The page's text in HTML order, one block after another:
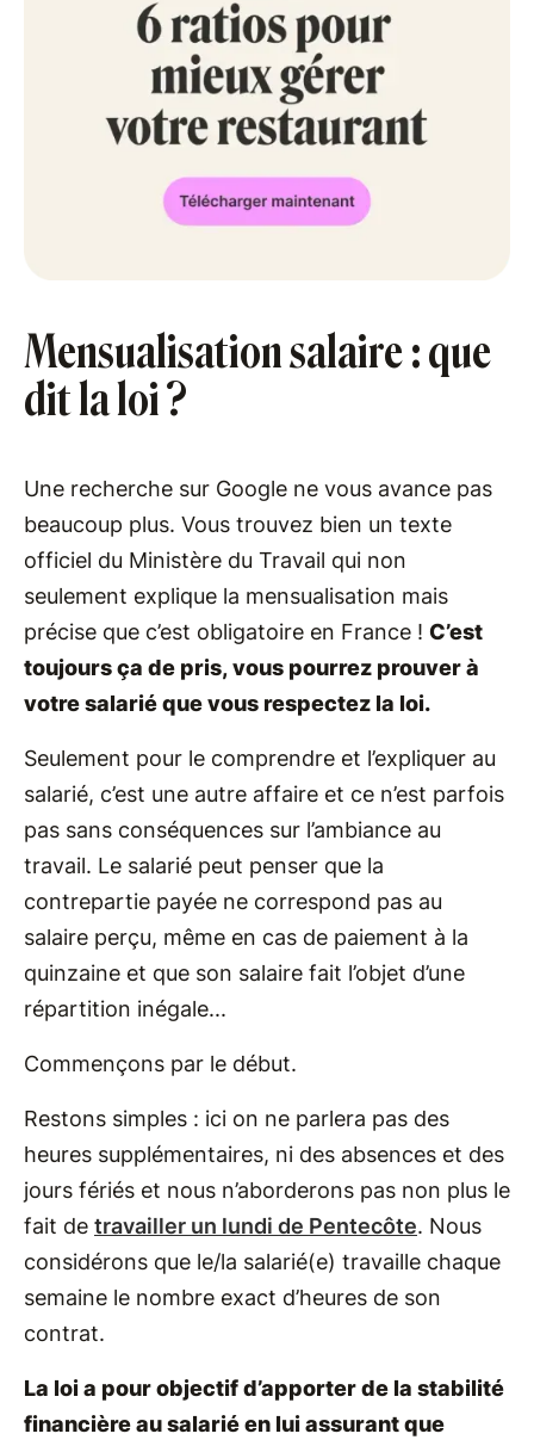
Mensualisation salaire : que
dit la loi ?
Une recherche sur Google ne vous avance pas
beaucoup plus. Vous trouvez bien un texte
officiel du Ministère du Travail qui non
seulement explique la mensualisation mais
précise que c’est obligatoire en France ! C’est
toujours ça de pris, vous pourrez prouver à
votre salarié que vous respectez la loi.
Seulement pour le comprendre et l’expliquer au
salarié, c’est une autre affaire et ce n’est parfois
pas sans conséquences sur l’ambiance au
travail. Le salarié peut penser que la
contrepartie payée ne correspond pas au
salaire perçu, même en cas de paiement à la
quinzaine et que son salaire fait l’objet d’une
répartition inégale...
Commençons par le début.
Restons simples : ici on ne parlera pas des
heures supplémentaires, ni des absences et des
jours fériés et nous n’aborderons pas non plus le
fait de travailler un lundi de Pentecôte. Nous
considérons que le/la salarié(e) travaille chaque
semaine le nombre exact d’heures de son
contrat.
La loi a pour objectif d’apporter de la stabilité
financière au salarié en lui assurant que